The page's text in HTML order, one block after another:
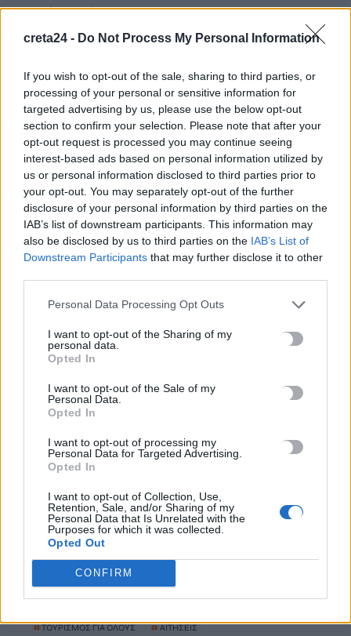
creta24 - Do Not Process My Personal Information
If you wish to opt-out of the sale, sharing to third parties, or
processing of your personal or sensitive information for
targeted advertising by us, please use the below opt-out
section to confirm your selection. Please note that after your
opt-out request is processed you may continue seeing
interest-based ads based on personal information utilized by
us or personal information disclosed to third parties prior to
your opt-out. You may separately opt-out of the further
disclosure of your personal information by third parties on the
IAB’s list of downstream participants. This information may
also be disclosed by us to third parties on the IAB’s List of
Downstream Participants that may further disclose it to other
Personal Data Processing Opt Outs
I want to opt-out of the Sharing of my
personal data.
Opted In
I want to opt-out of the Sale of my
Personal Data.
Opted In
I want to opt-out of processing my
Personal Data for Targeted Advertising.
Opted In
I want to opt-out of Collection, Use,
Retention, Sale, and/or Sharing of my
Personal Data that Is Unrelated with the
Purposes for which it was collected.
Opted Out
CONFIRM
10 Αυγούστου, 2026
10 Αυγούστου, 2026
Η Ρίκα Διαλυνά έγινε 95: Η φωτογραφία πάνω σε σκάφος από
τη δεκαετία του 1960
10 Αυγούστου, 2026
«Οδύσσεια»: Ξεπέρασε το 1 δισ. δολάρια στα παγκόσμια box
office – Η πιο εμπορική ταινία του Νόλαν
Ο Τραμπ αναδημοσίευσε συνέντευξη του Θάνου Πλεύρη για τη
10 Αυγούστου, 2026
Πρωτεΐνη: Πόση χρειαζόμαστε πραγματικά για να γεράσουμε
καλά – Πότε η υπερβολή γυρίζει μπούμερανγκ
10 Αυγούστου, 2026
Οι ταινίες-σταθμοί στην καριέρα του Νίκου Καλογερόπουλου
10 Αυγούστου, 2026
TRENDING
#ΤΟΥΡΙΣΜΟΣ ΓΙΑ ΟΛΟΥΣ # ΑΙΤΗΣΕΙΣ